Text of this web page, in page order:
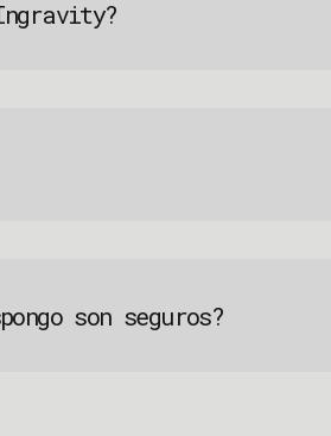
son seguros?